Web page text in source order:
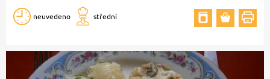
neuvedeno střední